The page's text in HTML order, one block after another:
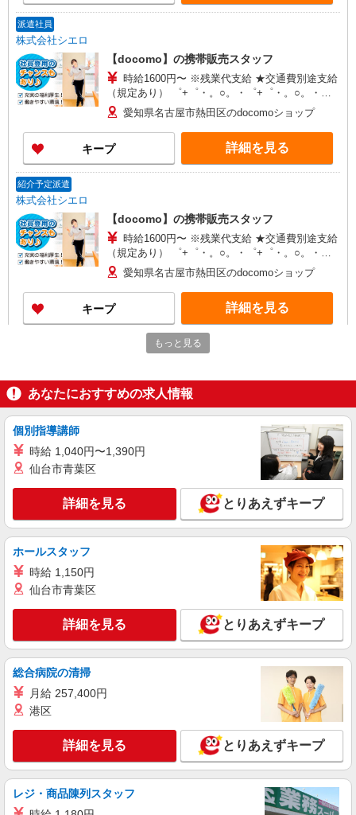
派遣社員
株式会社シエロ
【docomo】の携帯販売スタッフ
時給1600円〜 ※残業代支給 ★交通費別途支給
（規定あり） ゜+゜・。○。・゜+゜・。○。・゜
+゜ 入社祝い金10万円支給(規定有) お友達を紹介
頂くと, インセンティブ支給(規定有) ★月2回払
い・週払い可能（規程有）★ ゜・。○。・゜
+゜・。○。・゜+゜
愛知県名古屋市熱田区のdocomoショップ
キープ 詳細を見る
紹介予定派遣
株式会社シエロ
【docomo】の携帯販売スタッフ
時給1600円〜 ※残業代支給 ★交通費別途支給
（規定あり） ゜+゜・。○。・゜+゜・。○。・゜
+゜ 入社祝い金10万円支給(規定有) お友達を紹介
頂くと, インセンティブ支給(規定有) ★月2回払
い・週払い可能（規程有）★ ゜・。○。・゜
+゜・。○。・゜+゜
愛知県名古屋市熱田区のdocomoショップ
キープ 詳細を見る
【au】人気機種に詳しくなれる携帯販売
時給1500円〜1900円（経験・能力による） ※
残業代支給 ★交通費別途支給（規定あり） ゜
+゜・。○。・゜+゜・。○。・゜+゜ 入社祝い金10
ィブ支給(規定有) ★月2回払い・週払い可能（規程
有）★ ゜・。○。・゜+゜・。○。・゜+゜
愛知県名古屋市熱田区のauショップ
キープ 詳細を見る
株式会社シエロ
【UQモバイル】の店舗スタッフ
時給1400円〜 ※別途インセンティブ制度あり
○。・゜+゜・。○。・゜+゜ 入社祝い金10万円支
給(規定有) ★月2回払い・週払い可能（規程有）★
゜・。○。・゜+゜・。○。・゜+゜
愛知県名古屋市熱田区のUQスポット
キープ 詳細を見る
株式会社シエロ
人気機種に詳しくなれる携帯販売
時給1600円〜 ※別途インセンティブ、職能評
価制度あり ※残業代支給 ★交通費別途支給（規定
あり） ゜+゜・。○。・゜+゜・。○。・゜+゜ 入
社祝い金10万円支給(規定有) お友達を紹介頂くと,
インセンティブ支給(規定有) ★月2回払い・週払い
可能（規程有）★ ゜・。○。・゜+゜・。○。・゜
愛知県名古屋市熱田区の商業施設
キープ 詳細を見る
もっと見る
あなたにおすすめの求人情報
個別指導講師
時給 1,040円〜1,390円
仙台市青葉区
詳細を見る とりあえずキープ
ホールスタッフ
時給 1,150円
仙台市青葉区
詳細を見る とりあえずキープ
総合病院の清掃
月給 257,400円
港区
詳細を見る とりあえずキープ
レジ・商品陳列スタッフ